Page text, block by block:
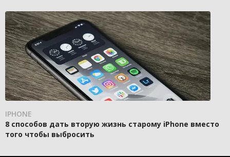
IPHONE
8 способов дать вторую жизнь старому iPhone вместо
того чтобы выбросить